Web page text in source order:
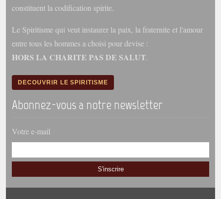
constituent la codification spirite.
Le Spiritisme qui veut instaurer la paix, la fraternite et l'amour
entre tous les hommes a choisi pour devise :
HORS LA CHARITE PAS DE SALUT.
DECOUVRIR LE SPIRITISME
Abonnez-vous a notre newsletter
Votre e-mail
S'inscrire